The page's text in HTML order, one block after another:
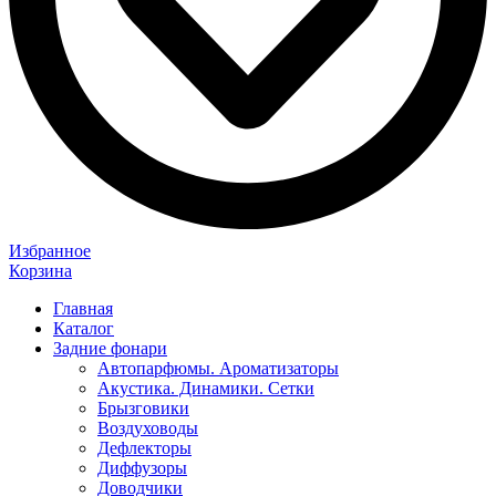
Избранное
Корзина
Главная
Каталог
Задние фонари
Автопарфюмы. Ароматизаторы
Акустика. Динамики. Сетки
Брызговики
Воздуховоды
Дефлекторы
Диффузоры
Доводчики